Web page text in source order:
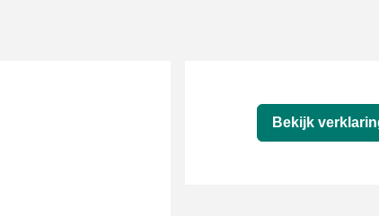
Bekijk